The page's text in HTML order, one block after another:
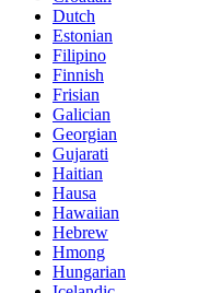
Dutch
Estonian
Filipino
Finnish
Frisian
Galician
Georgian
Gujarati
Haitian
Hausa
Hawaiian
Hebrew
Hmong
Hungarian